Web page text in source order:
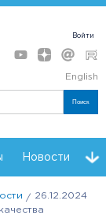
Войти
English
Поиск
Новости
форсайт
26.12.2024